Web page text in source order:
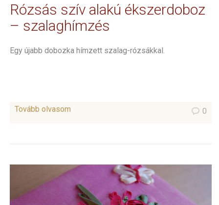
Rózsás szív alakú ékszerdoboz
– szalaghímzés
Egy újabb dobozka hímzett szalag-rózsákkal.
Tovább olvasom 0